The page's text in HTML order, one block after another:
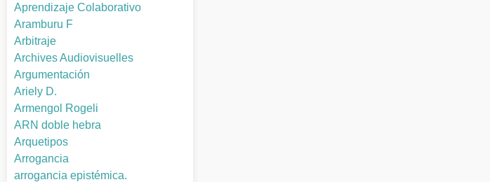
Aprendizaje Colaborativo
Aramburu F
Arbitraje
Archives Audiovisuelles
Argumentación
Ariely D.
Armengol Rogeli
ARN doble hebra
Arquetipos
Arrogancia
arrogancia epistémica.